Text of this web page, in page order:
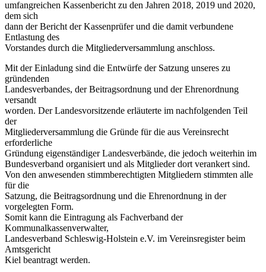
umfangreichen Kassenbericht zu den Jahren 2018, 2019 und 2020,
dem sich
dann der Bericht der Kassenprüfer und die damit verbundene
Entlastung des
Vorstandes durch die Mitgliederversammlung anschloss.
Mit der Einladung sind die Entwürfe der Satzung unseres zu
gründenden
Landesverbandes, der Beitragsordnung und der Ehrenordnung
versandt
worden. Der Landesvorsitzende erläuterte im nachfolgenden Teil
der
Mitgliederversammlung die Gründe für die aus Vereinsrecht
erforderliche
Gründung eigenständiger Landesverbände, die jedoch weiterhin im
Bundesverband organisiert und als Mitglieder dort verankert sind.
Von den anwesenden stimmberechtigten Mitgliedern stimmten alle
für die
Satzung, die Beitragsordnung und die Ehrenordnung in der
vorgelegten Form.
Somit kann die Eintragung als Fachverband der
Kommunalkassenverwalter,
Landesverband Schleswig-Holstein e.V. im Vereinsregister beim
Amtsgericht
Kiel beantragt werden.